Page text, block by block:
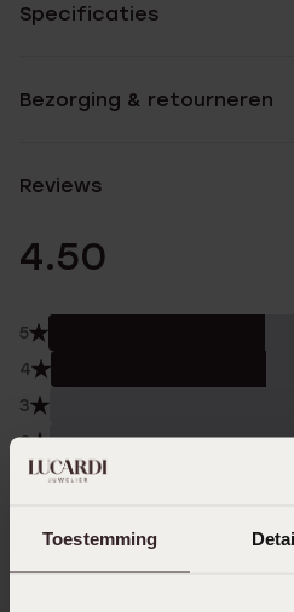
Toestemming
Specificaties
Bezorging & retourneren
Reviews
4.50
5
4
3
2
Verzameld onder de